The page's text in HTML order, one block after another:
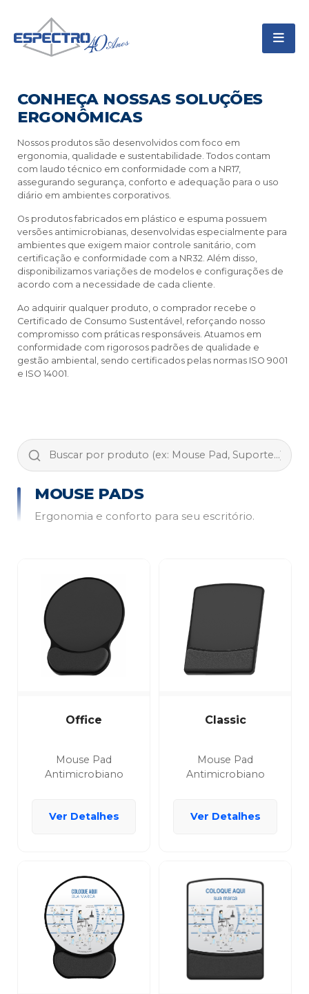
CONHEÇA NOSSAS SOLUÇÕES
ERGONÔMICAS
Nossos produtos são desenvolvidos com foco em
ergonomia, qualidade e sustentabilidade. Todos contam
com laudo técnico em conformidade com a NR17,
assegurando segurança, conforto e adequação para o uso
diário em ambientes corporativos.
Os produtos fabricados em plástico e espuma possuem
versões antimicrobianas, desenvolvidas especialmente para
ambientes que exigem maior controle sanitário, com
certificação e conformidade com a NR32. Além disso,
disponibilizamos variações de modelos e configurações de
acordo com a necessidade de cada cliente.
Ao adquirir qualquer produto, o comprador recebe o
Certificado de Consumo Sustentável, reforçando nosso
compromisso com práticas responsáveis. Atuamos em
conformidade com rigorosos padrões de qualidade e
gestão ambiental, sendo certificados pelas normas ISO 9001
e ISO 14001.
MOUSE PADS
Ergonomia e conforto para seu escritório.
Office
Mouse Pad
Antimicrobiano
Ver Detalhes
Classic
Mouse Pad
Antimicrobiano
Ver Detalhes